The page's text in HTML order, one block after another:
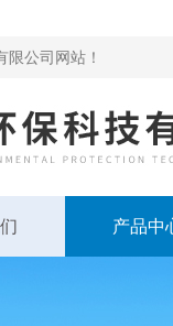
公司网站！
产品中